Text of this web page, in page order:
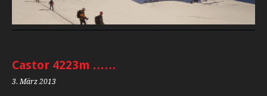
Castor 4223m ……
3. März 2013